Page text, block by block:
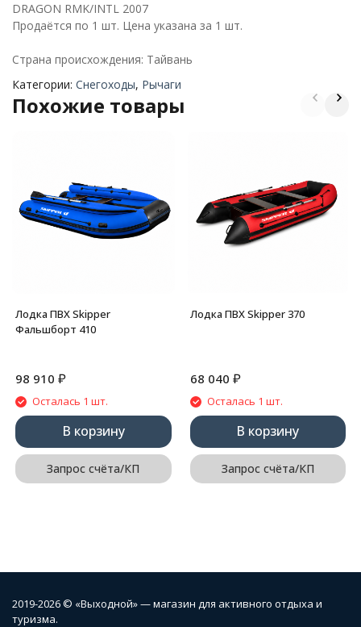
DRAGON RMK/INTL 2007
Продаётся по 1 шт. Цена указана за 1 шт.
Страна происхождения: Тайвань
Категории: Снегоходы, Рычаги
Похожие товары
Лодка ПВХ Skipper
Фальшборт 410
98 910 ₽
Осталась 1 шт.
В корзину
Запрос счёта/КП
Лодка ПВХ Skipper 370
68 040 ₽
Осталась 1 шт.
В корзину
Запрос счёта/КП
2019-2026 © «Выходной» — магазин для активного отдыха и
туризма.